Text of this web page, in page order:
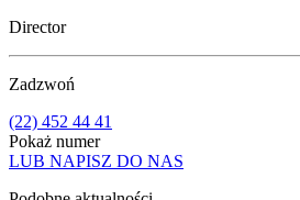
Director
Zadzwoń
(22) 452 44 41
Pokaż numer
LUB NAPISZ DO NAS